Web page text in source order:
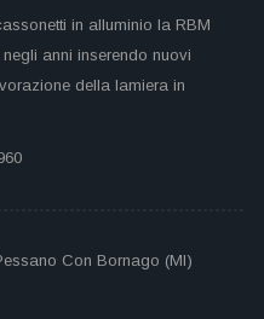
in alluminio la RBM
anni inserendo nuovi
della lamiera in
Con Bornago (MI)